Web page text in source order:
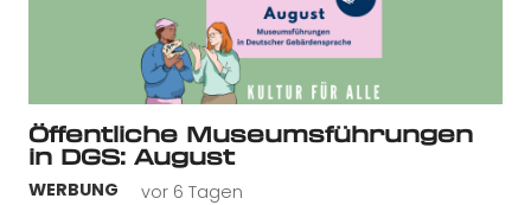
Öffentliche Museumsführungen
in DGS: August
WERBUNG vor 6 Tagen